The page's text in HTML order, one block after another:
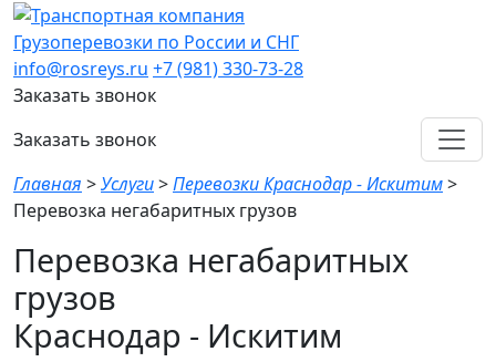
Грузоперевозки по России и СНГ
info@rosreys.ru +7 (981) 330-73-28
Заказать звонок
Заказать звонок
Главная >Услуги>Перевозки Краснодар - Искитим>
Перевозка негабаритных грузов
Перевозка негабаритных
грузов
Краснодар - Искитим